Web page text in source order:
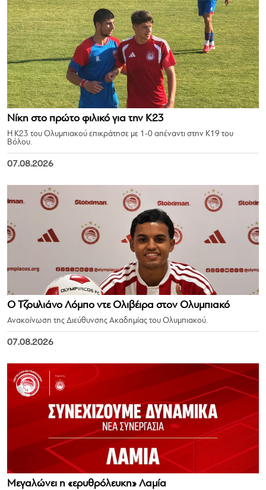
Νίκη στο πρώτο φιλικό για την Κ23
Η Κ23 του Ολυμπιακού επικράτησε με 1-0 απέναντι στην Κ19 του
Βόλου.
07.08.2026
Ο Τζουλιάνο Λόμπο ντε Ολιβέιρα στον Ολυμπιακό
Ανακοίνωση της Διεύθυνσης Ακαδημίας του Ολυμπιακού.
07.08.2026
Μεγαλώνει η «ερυθρόλευκη» Λαμία